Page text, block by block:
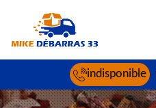
indisponible